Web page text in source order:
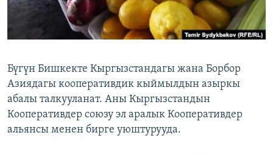
ЭЕ/АРнун бардык сайттары
Бүгүн Бишкекте Кыргызстандагы жана Борбор
Азиядагы кооперативдик кыймылдын азыркы
абалы талкууланат. Аны Кыргызстандын
Кооперативдер союзу эл аралык Кооперативдер
альянсы менен бирге уюштурууда.